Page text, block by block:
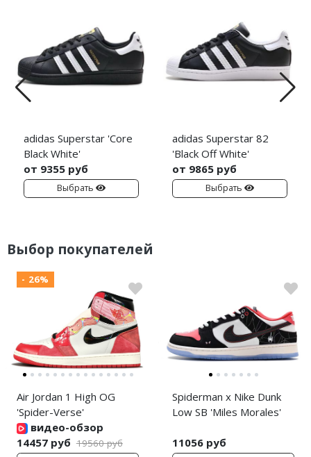
adidas Superstar 'Core
Black White'
от 9355 руб
Выбрать
adidas Superstar 82
'Black Off White'
от 9865 руб
Выбрать
Выбор покупателей
- 26%
Air Jordan 1 High OG
'Spider-Verse'
видео-обзор
14457 руб 19560 руб
Spiderman x Nike Dunk
Low SB 'Miles Morales'
11056 руб